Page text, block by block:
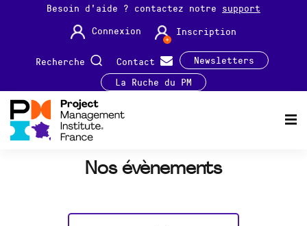
Besoin d'aide ? contactez notre support
Connexion
Inscription
Recherche Contact
Newsletters
La Ruche du PM
Nos évènements